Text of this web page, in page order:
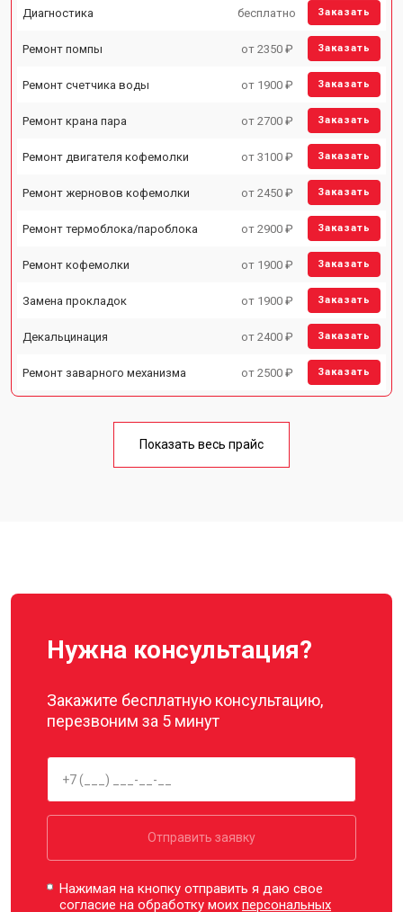
Диагностика бесплатно Заказать
Ремонт помпы от 2350 ₽ Заказать
Ремонт счетчика воды от 1900 ₽ Заказать
Ремонт крана пара от 2700 ₽ Заказать
Ремонт двигателя кофемолки от 3100 ₽ Заказать
Ремонт жерновов кофемолки от 2450 ₽ Заказать
Ремонт термоблока/пароблока от 2900 ₽ Заказать
Ремонт кофемолки от 1900 ₽ Заказать
Замена прокладок от 1900 ₽ Заказать
Декальцинация от 2400 ₽ Заказать
Ремонт заварного механизма от 2500 ₽ Заказать
Показать весь прайс
Нужна консультация?
Закажите бесплатную консультацию,
перезвоним за 5 минут
Отправить заявку
Нажимая на кнопку отправить я даю свое
согласие на обработку моихперсональных